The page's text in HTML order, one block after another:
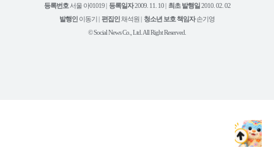
램
유
튜
등록번호 서울 아01019 | 등록일자2009. 11. 10 | 최초 발행일2010. 02. 02
발행인 이동기 | 편집인채석원 | 청소년 보호 책임자손기영
© Social News Co., Ltd. All Right Reserved.